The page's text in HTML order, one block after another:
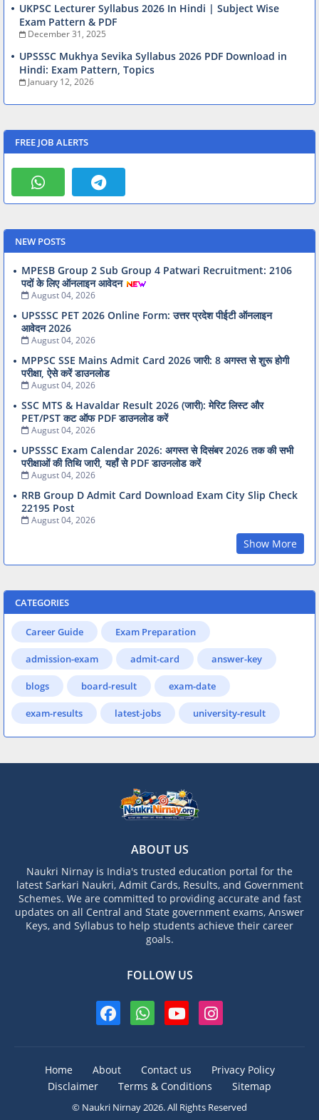
UKPSC Lecturer Syllabus 2026 In Hindi | Subject Wise
Exam Pattern & PDF
December 31, 2025
UPSSSC Mukhya Sevika Syllabus 2026 PDF Download in
Hindi: Exam Pattern, Topics
January 12, 2026
FREE JOB ALERTS
NEW POSTS
MPESB Group 2 Sub Group 4 Patwari Recruitment: 2106
पदों के लिए ऑनलाइन आवेदन
August 04, 2026
UPSSSC PET 2026 Online Form: उत्तर प्रदेश पीईटी ऑनलाइन
आवेदन 2026
August 04, 2026
MPPSC SSE Mains Admit Card 2026 जारी: 8 अगस्त से शुरू होगी
परीक्षा, ऐसे करें डाउनलोड
August 04, 2026
SSC MTS & Havaldar Result 2026 (जारी): मेरिट लिस्ट और
PET/PST कट ऑफ PDF डाउनलोड करें
August 04, 2026
UPSSSC Exam Calendar 2026: अगस्त से दिसंबर 2026 तक की सभी
परीक्षाओं की तिथि जारी, यहाँ से PDF डाउनलोड करें
August 04, 2026
RRB Group D Admit Card Download Exam City Slip Check
22195 Post
August 04, 2026
Show More
CATEGORIES
Career Guide Exam Preparation
admission-exam admit-card answer-key
blogs board-result exam-date
exam-results latest-jobs university-result
ABOUT US
Naukri Nirnay is India's trusted education portal for the
latest Sarkari Naukri, Admit Cards, Results, and Government
Schemes. We are committed to providing accurate and fast
updates on all Central and State government exams, Answer
Keys, and Syllabus to help students achieve their career
goals.
FOLLOW US
Home About Contact us
Privacy Policy
Disclaimer
Terms & Conditions Sitemap
© Naukri Nirnay 2026. All Rights Reserved